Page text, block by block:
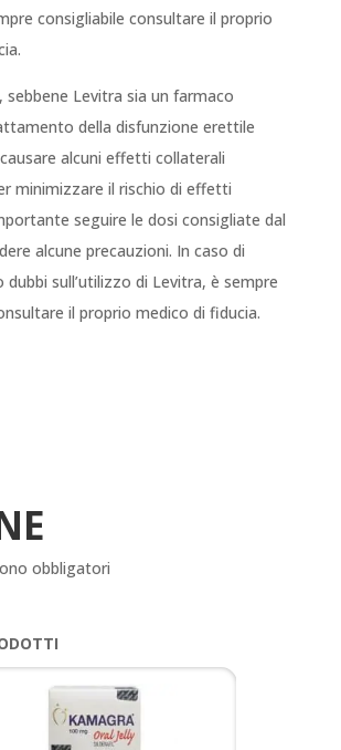
consigliabile consultare il proprio
sebbene Levitra sia un farmaco
della disfunzione erettile
alcuni effetti collaterali
minimizzare il rischio di effetti
seguire le dosi consigliate dal
alcune precauzioni. In caso di
sull’utilizzo di Levitra, è sempre
il proprio medico di fiducia.
obbligatori